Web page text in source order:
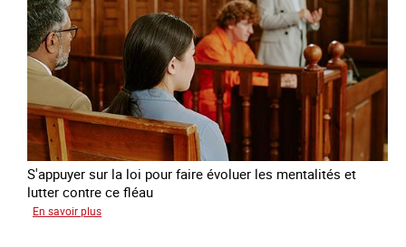
mineures
à
travers
l’Europe
S'appuyer sur la loi pour faire évoluer les mentalités et
lutter contre ce fléau
En savoir plus